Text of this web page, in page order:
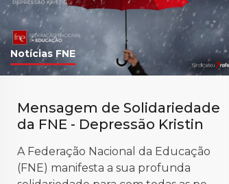
Notícias FNE
Mensagem de Solidariedade
da FNE - Depressão Kristin
A Federação Nacional da Educação
(FNE) manifesta a sua profunda